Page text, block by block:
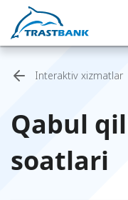
Interaktiv xizmatlar
Qabul
soatlari